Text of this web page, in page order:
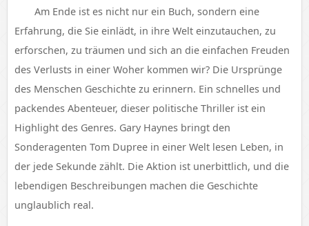
Am Ende ist es nicht nur ein Buch, sondern eine
Erfahrung, die Sie einlädt, in ihre Welt einzutauchen, zu
erforschen, zu träumen und sich an die einfachen Freuden
des Verlusts in einer Woher kommen wir? Die Ursprünge
des Menschen Geschichte zu erinnern. Ein schnelles und
packendes Abenteuer, dieser politische Thriller ist ein
Highlight des Genres. Gary Haynes bringt den
Sonderagenten Tom Dupree in einer Welt lesen Leben, in
der jede Sekunde zählt. Die Aktion ist unerbittlich, und die
lebendigen Beschreibungen machen die Geschichte
unglaublich real.